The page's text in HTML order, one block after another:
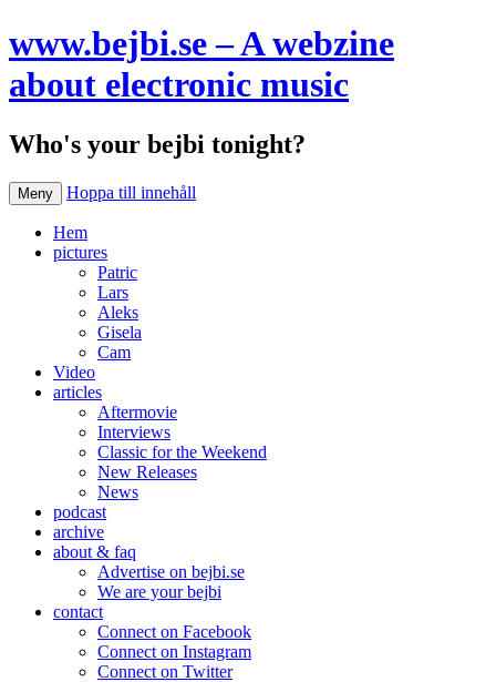
www.bejbi.se – A webzine
about electronic music
Who's your bejbi tonight?
Meny Hoppa till innehåll
Hem
pictures
Patric
Lars
Aleks
Gisela
Cam
Video
articles
Aftermovie
Interviews
Classic for the Weekend
New Releases
News
podcast
archive
about & faq
Advertise on bejbi.se
We are your bejbi
contact
Connect on Facebook
Connect on Instagram
Connect on Twitter